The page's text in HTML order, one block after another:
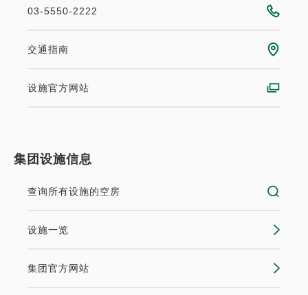
03-5550-2222
交通指南
设施官方网站
集团设施信息
查询所有设施的空房
设施一览
集团官方网站